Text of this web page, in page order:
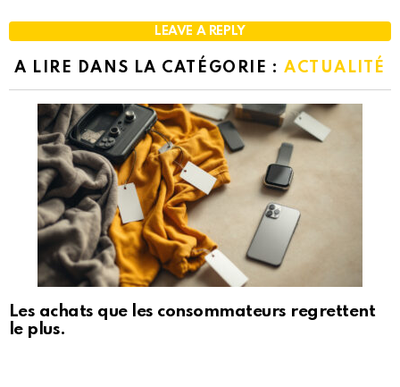
LEAVE A REPLY
A LIRE DANS LA CATÉGORIE : ACTUALITÉ
Les achats que les consommateurs regrettent
le plus.